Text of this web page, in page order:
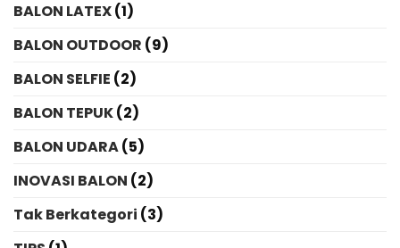
BALON LATEX(1)
BALON OUTDOOR (9)
BALON SELFIE (2)
BALON TEPUK(2)
BALON UDARA(5)
INOVASI BALON (2)
Tak Berkategori (3)